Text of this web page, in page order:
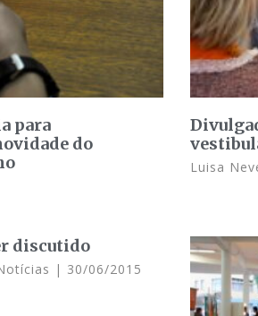
para
do
Luisa
discutido
30/06/2015